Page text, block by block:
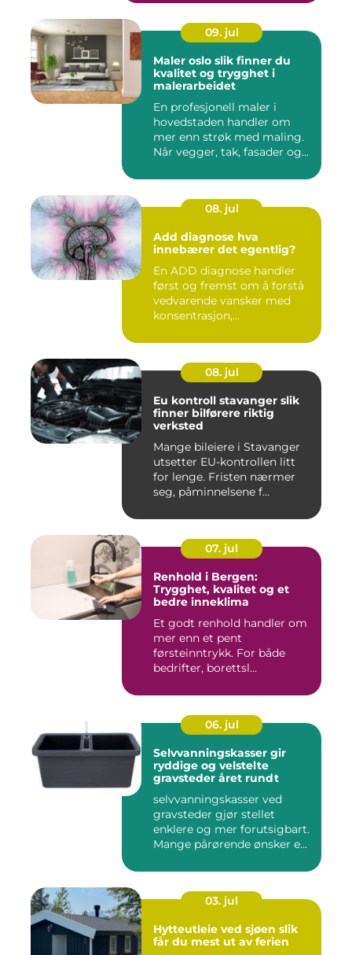
09. jul
Maler oslo slik finner du
kvalitet og trygghet i
malerarbeidet
En profesjonell maler i
hovedstaden handler om
mer enn strøk med maling.
Når vegger, tak, fasader og...
08. jul
Add diagnose hva
innebærer det egentlig?
En ADD diagnose handler
først og fremst om å forstå
vedvarende vansker med
konsentrasjon,
08. jul
Eu kontroll stavanger slik
finner bilførere riktig
verksted
Mange bileiere i Stavanger
utsetter EU-kontrollen litt
for lenge. Fristen nærmer
seg, påminnelsene f...
07. jul
Renhold i Bergen:
Trygghet, kvalitet og et
bedre inneklima
Et godt renhold handler om
mer enn et pent
førsteinntrykk. For både
bedrifter, borettsl...
06. jul
Selvvanningskasser gir
ryddige og velstelte
gravsteder året rundt
selvvanningskasser ved
gravsteder gjør stellet
enklere og mer forutsigbart.
Mange pårørende ønsker e...
03. jul
Hytteutleie ved sjøen slik
får du mest ut av ferien